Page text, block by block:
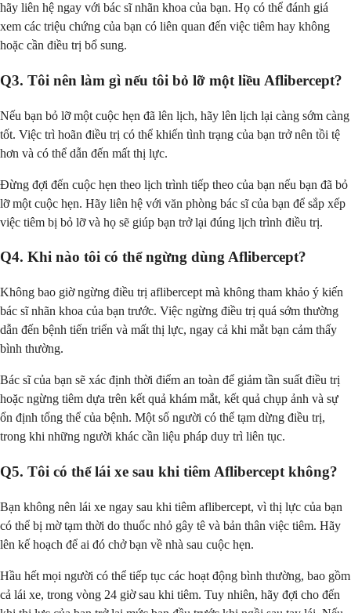
hãy liên hệ ngay với bác sĩ nhãn khoa của bạn. Họ có thể đánh giá
xem các triệu chứng của bạn có liên quan đến việc tiêm hay không
hoặc cần điều trị bổ sung.
Q3. Tôi nên làm gì nếu tôi bỏ lỡ một liều Aflibercept?
Nếu bạn bỏ lỡ một cuộc hẹn đã lên lịch, hãy lên lịch lại càng sớm càng
tốt. Việc trì hoãn điều trị có thể khiến tình trạng của bạn trở nên tồi tệ
hơn và có thể dẫn đến mất thị lực.
Đừng đợi đến cuộc hẹn theo lịch trình tiếp theo của bạn nếu bạn đã bỏ
lỡ một cuộc hẹn. Hãy liên hệ với văn phòng bác sĩ của bạn để sắp xếp
việc tiêm bị bỏ lỡ và họ sẽ giúp bạn trở lại đúng lịch trình điều trị.
Q4. Khi nào tôi có thể ngừng dùng Aflibercept?
Không bao giờ ngừng điều trị aflibercept mà không tham khảo ý kiến
bác sĩ nhãn khoa của bạn trước. Việc ngừng điều trị quá sớm thường
dẫn đến bệnh tiến triển và mất thị lực, ngay cả khi mắt bạn cảm thấy
bình thường.
Bác sĩ của bạn sẽ xác định thời điểm an toàn để giảm tần suất điều trị
hoặc ngừng tiêm dựa trên kết quả khám mắt, kết quả chụp ảnh và sự
ổn định tổng thể của bệnh. Một số người có thể tạm dừng điều trị,
trong khi những người khác cần liệu pháp duy trì liên tục.
Q5. Tôi có thể lái xe sau khi tiêm Aflibercept không?
Bạn không nên lái xe ngay sau khi tiêm aflibercept, vì thị lực của bạn
có thể bị mờ tạm thời do thuốc nhỏ gây tê và bản thân việc tiêm. Hãy
lên kế hoạch để ai đó chở bạn về nhà sau cuộc hẹn.
Hầu hết mọi người có thể tiếp tục các hoạt động bình thường, bao gồm
cả lái xe, trong vòng 24 giờ sau khi tiêm. Tuy nhiên, hãy đợi cho đến